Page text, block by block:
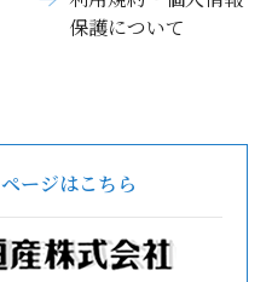
保護について
ージはこちら